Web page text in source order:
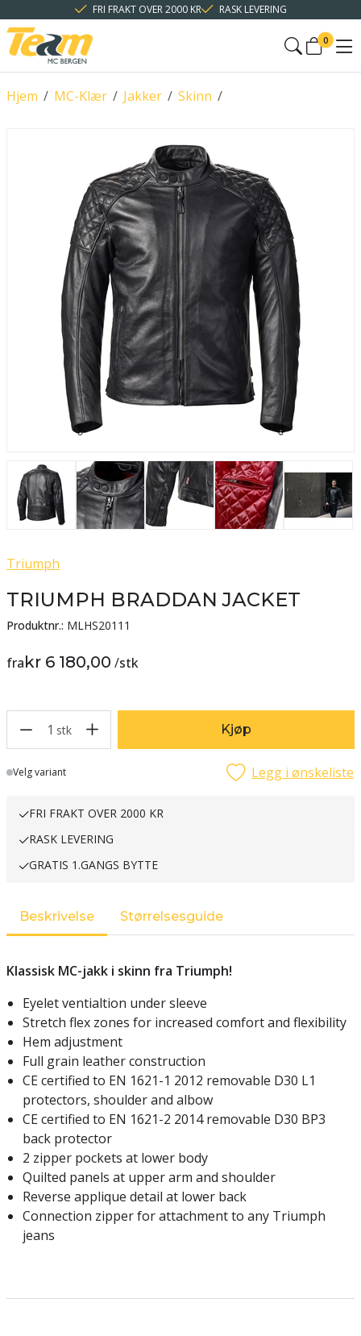
FRI FRAKT OVER 2000 KR RASK LEVERING
0
/
Hjem /
MC-Klær /
Jakker /
Skinn
Triumph
TRIUMPH BRADDAN JACKET
Produktnr.: MLHS20111
frakr 6 180,00 /stk
1 stk Kjøp
Lager
Velg variant Legg i ønskeliste
FRI FRAKT OVER 2000 KR
RASK LEVERING
GRATIS 1.GANGS BYTTE
Beskrivelse Størrelsesguide
Klassisk MC-jakk i skinn fra Triumph!
Eyelet ventialtion under sleeve
Stretch flex zones for increased comfort and flexibility
Hem adjustment
Full grain leather construction
CE certified to EN 1621-1 2012 removable D30 L1
protectors, shoulder and albow
CE certified to EN 1621-2 2014 removable D30 BP3
back protector
2 zipper pockets at lower body
Quilted panels at upper arm and shoulder
Reverse applique detail at lower back
Connection zipper for attachment to any Triumph
jeans